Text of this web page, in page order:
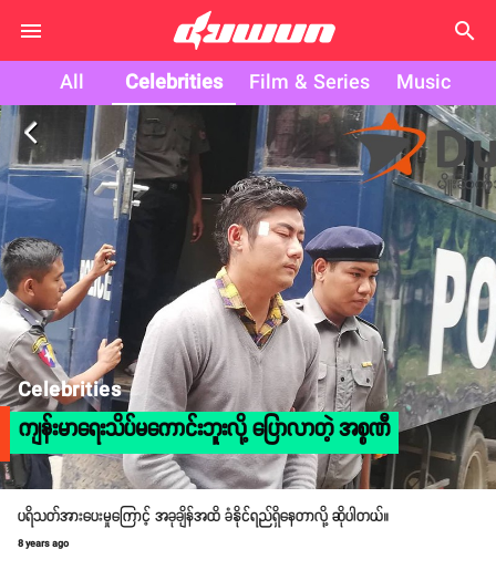
search
All Celebrities Film & Series Music
arrow_back_ios
Celebrities
ကျန်းမာရေးသိပ်မကောင်းဘူးလို့ ပြောလာတဲ့ အစ္စဏီ
ပရိသတ်အားပေးမှုကြောင့် အခုချိန်အထိ ခံနိုင်ရည်ရှိနေတာလို့ ဆိုပါတယ်။
8 years ago